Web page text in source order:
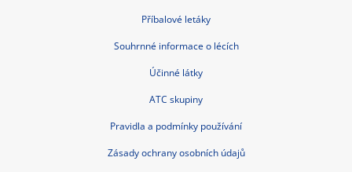
Příbalové letáky
Souhrnné informace o lécích
Účinné látky
ATC skupiny
Pravidla a podmínky používání
Zásady ochrany osobních údajů